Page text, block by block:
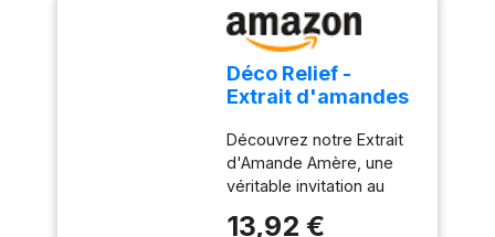
Déco Relief -
Extrait d'amandes
Découvrez notre Extrait
d'Amande Amère, une
véritable invitation au
dans l’univers
13,92 €